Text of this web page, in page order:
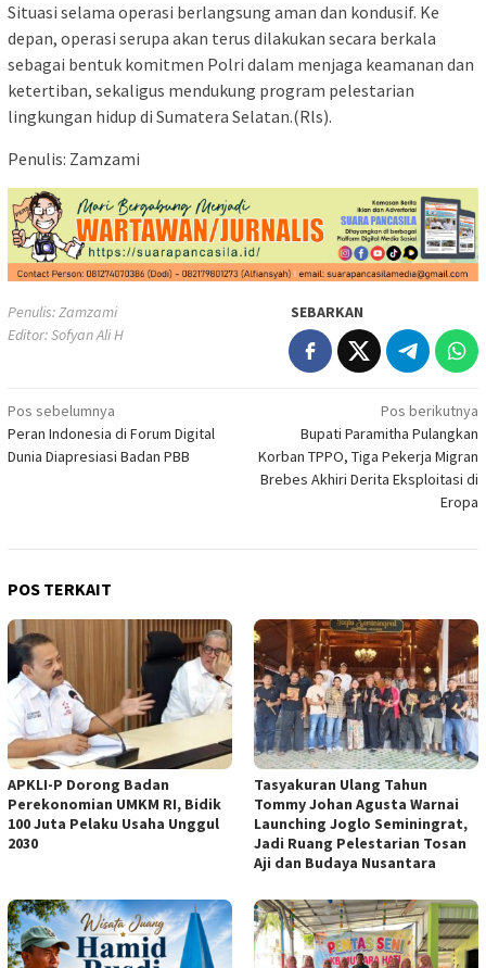
Situasi selama operasi berlangsung aman dan kondusif. Ke
depan, operasi serupa akan terus dilakukan secara berkala
sebagai bentuk komitmen Polri dalam menjaga keamanan dan
ketertiban, sekaligus mendukung program pelestarian
lingkungan hidup di Sumatera Selatan.(Rls).
Penulis: Zamzami
Penulis: Zamzami
Editor: Sofyan Ali H
SEBARKAN
Navigasi
pos
Pos sebelumnya
Peran Indonesia di Forum Digital
Dunia Diapresiasi Badan PBB
Pos berikutnya
Bupati Paramitha Pulangkan
Korban TPPO, Tiga Pekerja Migran
Brebes Akhiri Derita Eksploitasi di
Eropa
POS TERKAIT
APKLI-P Dorong Badan
Perekonomian UMKM RI, Bidik
100 Juta Pelaku Usaha Unggul
2030
Tasyakuran Ulang Tahun
Tommy Johan Agusta Warnai
Launching Joglo Seminingrat,
Jadi Ruang Pelestarian Tosan
Aji dan Budaya Nusantara